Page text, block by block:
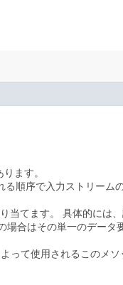
ます。
る順序で入力ストリーム
当てます。 具体的には
合はその単一のデー
って使用されるこのメソ